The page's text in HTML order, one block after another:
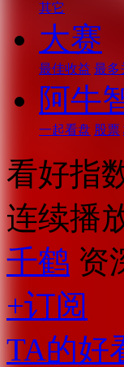
其它
大赛
最佳收益 最多
阿牛
一起看盘 股票
看好指
连续播
千鹤 资
+订阅
TA的好